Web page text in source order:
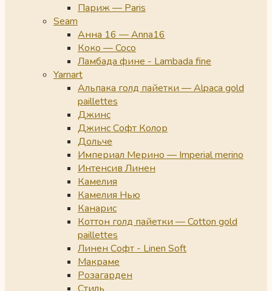
Париж — Paris
Seam
Анна 16 — Anna16
Коко — Coco
Ламбада фине - Lambada fine
Yarnart
Альпака голд пайетки — Alpaca gold
paillettes
Джинс
Джинс Софт Колор
Дольче
Империал Мерино — Imperial merino
Интенсив Линен
Камелия
Камелия Нью
Канарис
Коттон голд пайетки — Cotton gold
paillettes
Линен Софт - Linen Soft
Макраме
Розагарден